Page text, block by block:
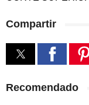
Compartir
Recomendado